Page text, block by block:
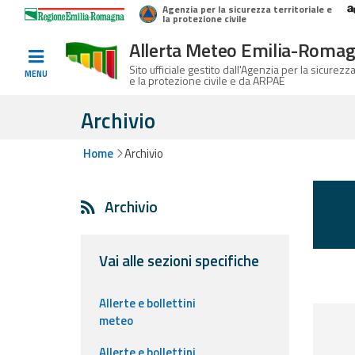
Home
Informati e
Allerte E
Logo Regione Emilia-Romagna
Agenzia per la sicurezza territoriale e
la protezione civile
MENU
Allerta Meteo Emilia-
Sito ufficiale gestito dall'Agenzia per la
e la protezione civile e da ARPAE
Archivio
Home Archivio
Archivio
Vai alle sezioni specifiche
Allerte e bollettini
meteo